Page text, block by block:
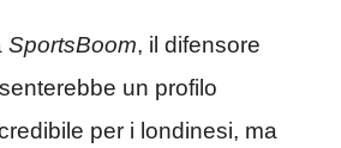
SportsBoom, il difensore
un profilo
per i londinesi, ma